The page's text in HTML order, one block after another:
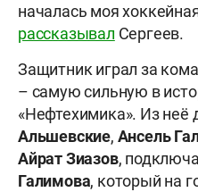
началась моя
рассказывал Сергеев.
Защитник играл за
– самую сильную в
«Нефтехимика». Из
Альшевские, Ансель
Айрат Зиазов,
Галимова, который на